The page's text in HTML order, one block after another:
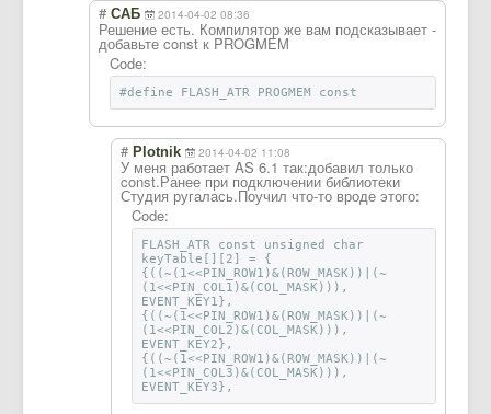
# САБ 2014-04-02 08:36
Решение есть. Компилятор же вам подсказывает -
добавьте const к PROGMEM
Code:
#define FLASH_ATR PROGMEM const
# Plotnik 2014-04-02 11:08
У меня работает AS 6.1 так:добавил только
const.Ранее при подключении библиотеки
Студия ругалась.Поучил что-то вроде этого:
Code:
FLASH_ATR const unsigned char
keyTable[][2] = {
{((~(1<<PIN_ROW1)&(ROW_MASK))|(~
(1<<PIN_COL1)&(COL_MASK))),
EVENT_KEY1},
{((~(1<<PIN_ROW1)&(ROW_MASK))|(~
(1<<PIN_COL2)&(COL_MASK))),
EVENT_KEY2},
{((~(1<<PIN_ROW1)&(ROW_MASK))|(~
(1<<PIN_COL3)&(COL_MASK))),
EVENT_KEY3},